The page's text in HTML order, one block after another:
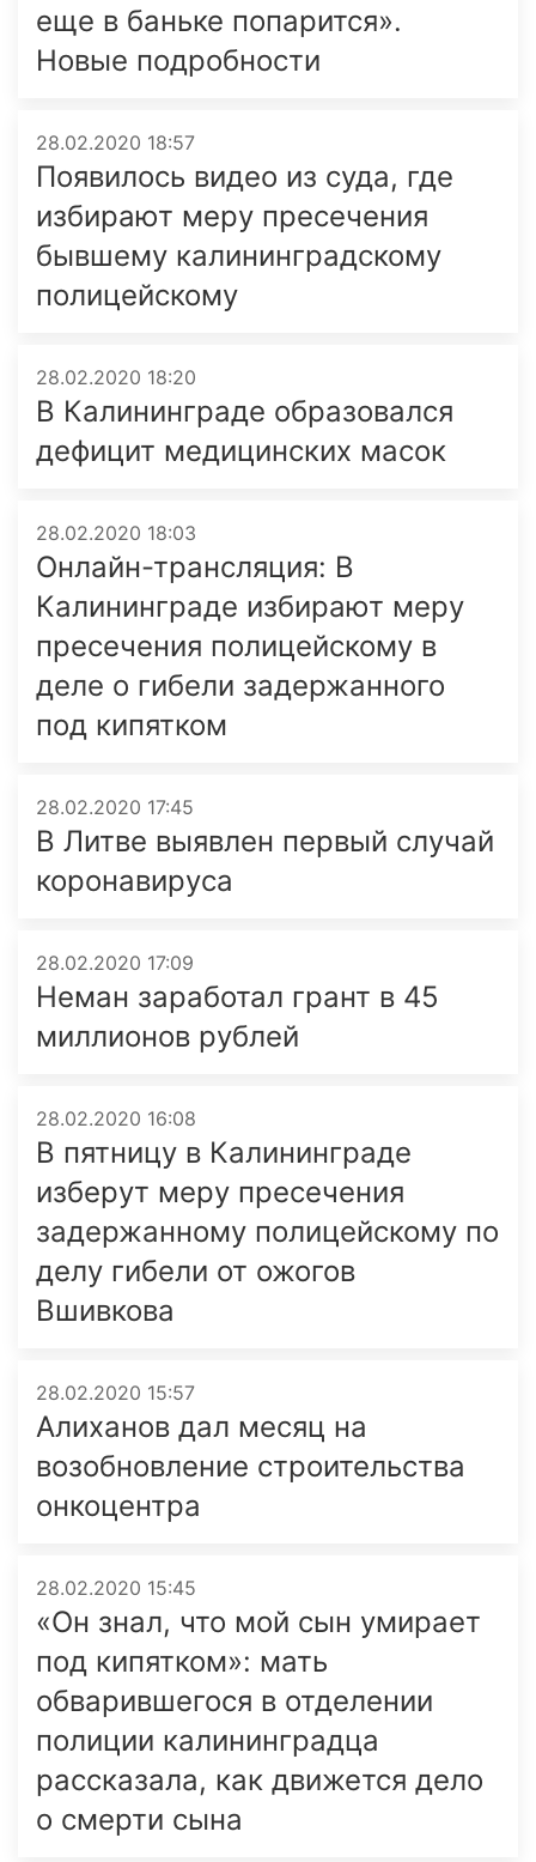
еще в баньке попарится».
Новые подробности
28.02.2020 18:57
Появилось видео из суда, где
избирают меру пресечения
бывшему калининградскому
полицейскому
28.02.2020 18:20
В Калининграде образовался
дефицит медицинских масок
28.02.2020 18:03
Онлайн-трансляция: В
Калининграде избирают меру
пресечения полицейскому в
деле о гибели задержанного
под кипятком
28.02.2020 17:45
В Литве выявлен первый случай
коронавируса
28.02.2020 17:09
Неман заработал грант в 45
миллионов рублей
28.02.2020 16:08
В пятницу в Калининграде
изберут меру пресечения
задержанному полицейскому по
делу гибели от ожогов
Вшивкова
28.02.2020 15:57
Алиханов дал месяц на
возобновление строительства
онкоцентра
28.02.2020 15:45
«Он знал, что мой сын умирает
под кипятком»: мать
обварившегося в отделении
полиции калининградца
рассказала, как движется дело
о смерти сына